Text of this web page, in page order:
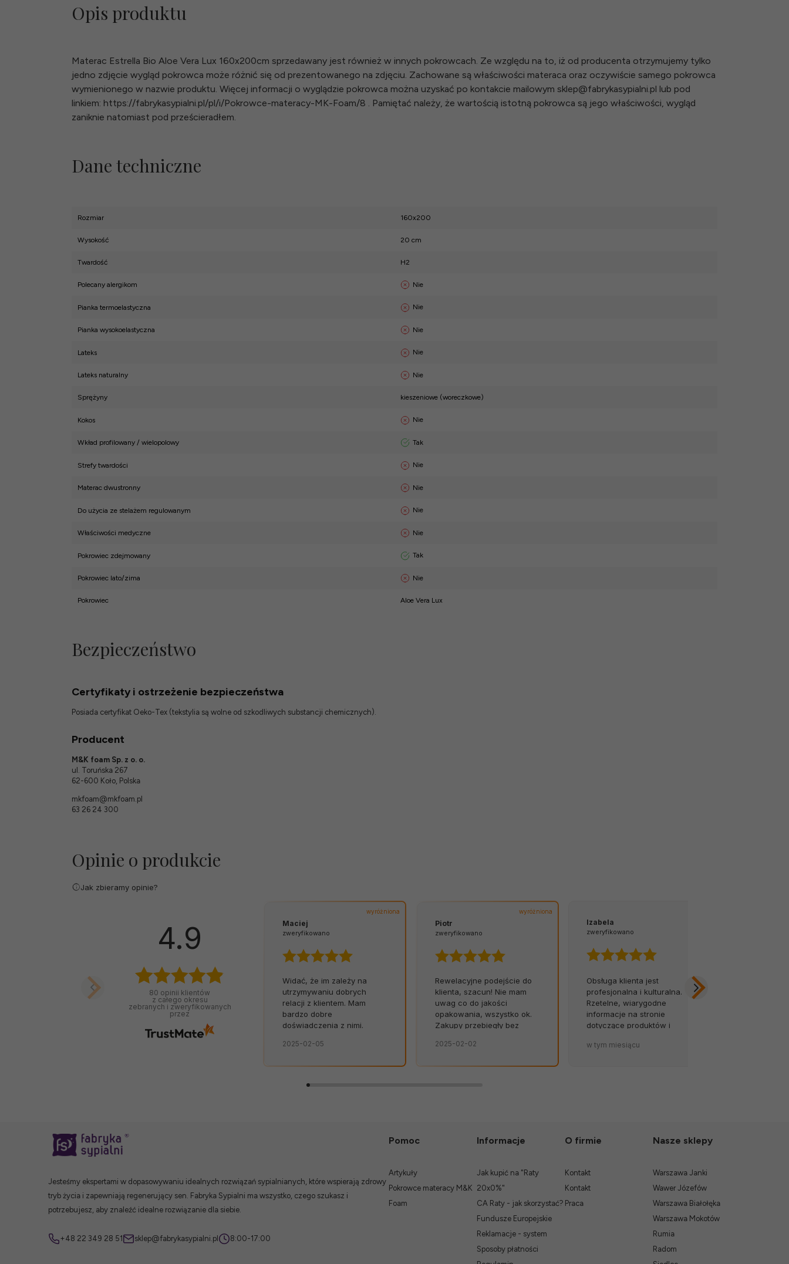
Opis produktu
Materac Estrella Bio Aloe Vera Lux 160x200cm sprzedawany jest również w innych pokrowcach. Ze względu na to, iż od producenta otrzymujemy tylko
jedno zdjęcie wygląd pokrowca może różnić się od prezentowanego na zdjęciu. Zachowane są właściwości materaca oraz oczywiście samego pokrowca
wymienionego w nazwie produktu. Więcej informacji o wyglądzie pokrowca można uzyskać po kontakcie mailowym sklep@fabrykasypialni.pl lub pod
linkiem: https://fabrykasypialni.pl/pl/i/Pokrowce-materacy-MK-Foam/8 . Pamiętać należy, że wartością istotną pokrowca są jego właściwości, wygląd
zaniknie natomiast pod prześcieradłem.
Dane techniczne
Rozmiar 160x200
Wysokość 20 cm
Twardość H2
Polecany alergikom Nie
Pianka termoelastyczna Nie
Pianka wysokoelastyczna Nie
Lateks Nie
Lateks naturalny Nie
Sprężyny kieszeniowe (woreczkowe)
Kokos Nie
Wkład profilowany / wielopolowy Tak
Strefy twardości Nie
Materac dwustronny Nie
Do użycia ze stelażem regulowanym Nie
Właściwości medyczne Nie
Pokrowiec zdejmowany Tak
Pokrowiec lato/zima Nie
Pokrowiec Aloe Vera Lux
Bezpieczeństwo
Certyfikaty i ostrzeżenie bezpieczeństwa
Posiada certyfikat Oeko-Tex (tekstylia są wolne od szkodliwych substancji chemicznych).
Producent
M&K foam Sp. z o. o.
ul. Toruńska 267
62-600 Koło, Polska
mkfoam@mkfoam.pl
63 26 24 300
Opinie o produkcie
Jak zbieramy opinie?
4.9
80 opinii klientów
z całego okresu
zebranych i zweryfikowanych
przez
wyróżniona
Maciej
zweryfikowano
Widać, że im zależy na
utrzymywaniu dobrych
relacji z klientem. Mam
bardzo dobre
doświadczenia z nimi.
2025-02-05
wyróżniona
Piotr
zweryfikowano
Rewelacyjne podejście do
klienta, szacun! Nie mam
uwag co do jakości
opakowania, wszystko ok.
Zakupy przebiegły bez
bezpiecznie, bez
2025-02-02
Izabela
zweryfikowano
Obsługa klienta jest
profesjonalna i kulturalna.
Rzetelne, wiarygodne
informacje na stronie
dotyczące produktów i
atut sklepu. 💪🔥
w tym miesiącu
Jesteśmy ekspertami w dopasowywaniu idealnych rozwiązań sypialnianych, które wspierają zdrowy
tryb życia i zapewniają regenerujący sen. Fabryka Sypialni ma wszystko, czego szukasz i
potrzebujesz, aby znaleźć idealne rozwiązanie dla siebie.
+48 22 349 28 51 sklep@fabrykasypialni.pl 8:00-17:00
Pomoc
Artykuły
Pokrowce materacy M&K
Foam
Informacje
Jak kupić na "Raty
20x0%"
CA Raty - jak skorzystać?
Fundusze Europejskie
Reklamacje - system
Sposoby płatności
O firmie
Kontakt
Kontakt
Praca
Nasze sklepy
Warszawa Janki
Wawer Józefów
Warszawa Białołęka
Warszawa Mokotów
Rumia
Radom